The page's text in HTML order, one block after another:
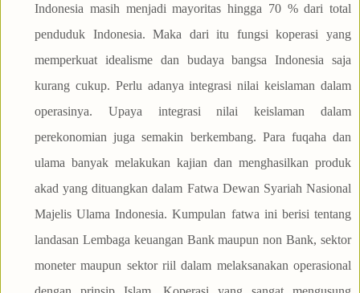
Indonesia masih menjadi mayoritas hingga 70 % dari total
penduduk Indonesia. Maka dari itu fungsi koperasi yang
memperkuat idealisme dan budaya bangsa Indonesia saja
kurang cukup. Perlu adanya integrasi nilai keislaman dalam
operasinya. Upaya integrasi nilai keislaman dalam
perekonomian juga semakin berkembang. Para fuqaha dan
ulama banyak melakukan kajian dan menghasilkan produk
akad yang dituangkan dalam Fatwa Dewan Syariah Nasional
Majelis Ulama Indonesia. Kumpulan fatwa ini berisi tentang
landasan Lembaga keuangan Bank maupun non Bank, sektor
moneter maupun sektor riil dalam melaksanakan operasional